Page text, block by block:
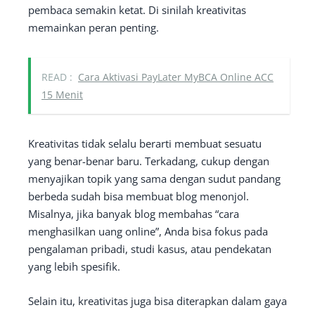
pembaca semakin ketat. Di sinilah kreativitas
memainkan peran penting.
READ : Cara Aktivasi PayLater MyBCA Online ACC
15 Menit
Kreativitas tidak selalu berarti membuat sesuatu
yang benar-benar baru. Terkadang, cukup dengan
menyajikan topik yang sama dengan sudut pandang
berbeda sudah bisa membuat blog menonjol.
Misalnya, jika banyak blog membahas “cara
menghasilkan uang online”, Anda bisa fokus pada
pengalaman pribadi, studi kasus, atau pendekatan
yang lebih spesifik.
Selain itu, kreativitas juga bisa diterapkan dalam gaya